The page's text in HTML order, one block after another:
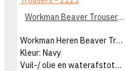
Workman Beaver Trousers - 2123
Workman Heren Beaver Trousers
Kleur: Navy
Vuil-/ olie en waterafstotend